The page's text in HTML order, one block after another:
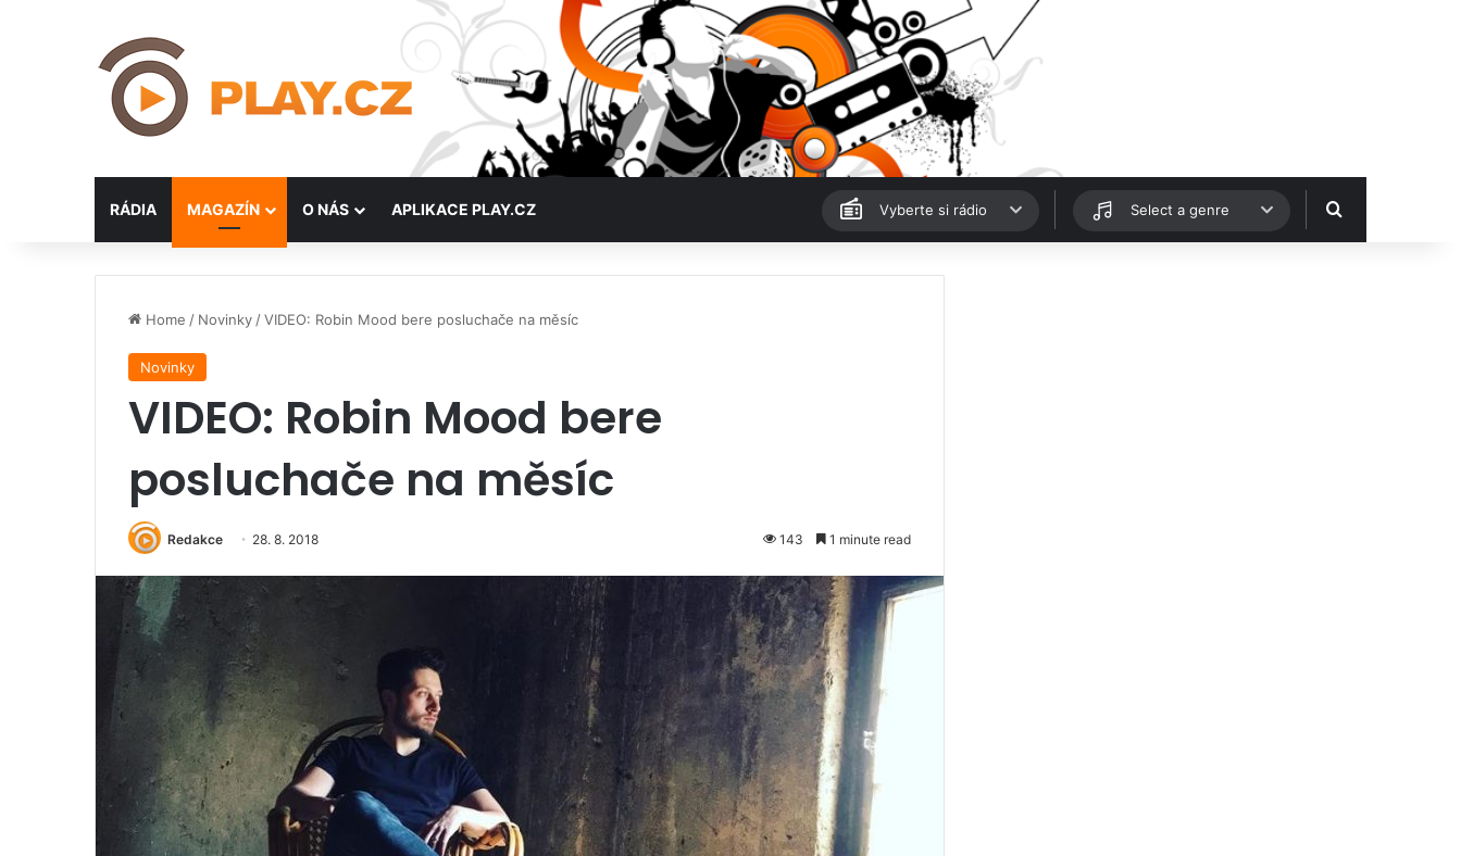
RÁDIA MAGAZÍN O NÁS APLIKACE PLAY.CZ Vyberte si rádio Select a genre Hledat
Home / Novinky /VIDEO: Robin Mood bere posluchače na měsíc
Novinky
VIDEO: Robin Mood bere
posluchače na měsíc
Redakce 28. 8. 2018 143 1 minute read